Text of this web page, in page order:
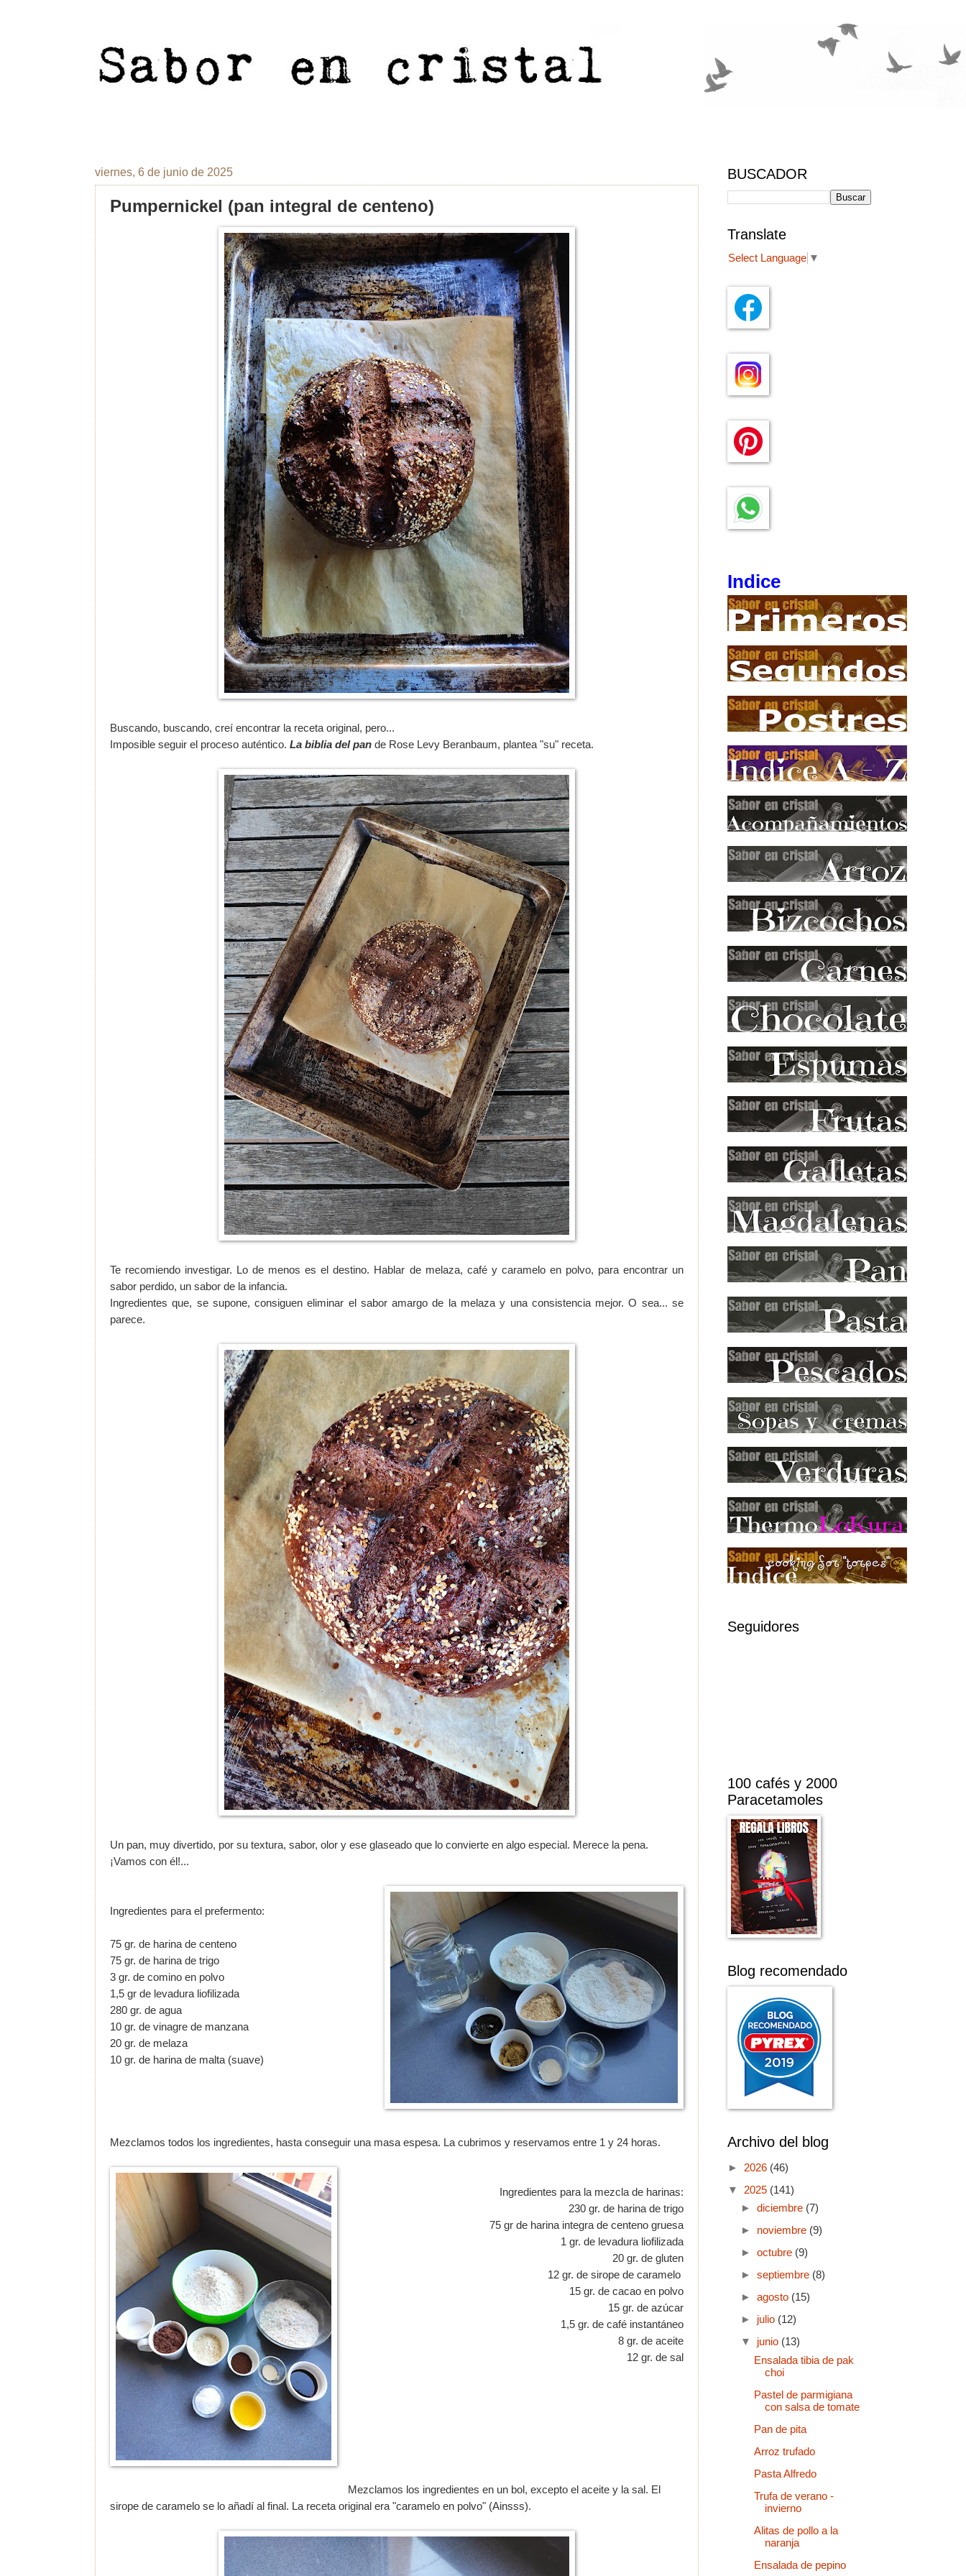
viernes, 6 de junio de 2025
Pumpernickel (pan integral de centeno)
Buscando, buscando, creí encontrar la receta original, pero...
Imposible seguir el proceso auténtico. La biblia del pan de Rose Levy Beranbaum, plantea "su" receta.
Te recomiendo investigar. Lo de menos es el destino. Hablar de melaza, café y caramelo en polvo, para encontrar un
sabor perdido, un sabor de la infancia.
Ingredientes que, se supone, consiguen eliminar el sabor amargo de la melaza y una consistencia mejor.O sea... se
parece.
Un pan, muy divertido, por su textura, sabor, olor y ese glaseado que lo convierte en algo especial. Merece la pena.
¡Vamos con él!...
Ingredientes para el prefermento:
75 gr. de harina de centeno
75 gr. de harina de trigo
3 gr. de comino en polvo
1,5 gr de levadura liofilizada
280 gr. de agua
10 gr. de vinagre de manzana
20 gr. de melaza
10 gr. de harina de malta (suave)
Mezclamos todos los ingredientes, hasta conseguir una masa espesa. La cubrimos y reservamos entre 1 y 24 horas.
Ingredientes para la mezcla de harinas:
230 gr. de harina de trigo
75 gr de harina integra de centeno gruesa
1 gr. de levadura liofilizada
20 gr. de gluten
12 gr. de sirope de caramelo
15 gr. de cacao en polvo
15 gr. de azúcar
1,5 gr. de café instantáneo
8 gr. de aceite
12 gr. de sal
Mezclamos los ingredientes en un bol, excepto el aceite y la sal. El
sirope de caramelo se lo añadí al final. La receta original era "caramelo en polvo" (Ainsss).
BUSCADOR
Translate
Select Language ▼
Indice
Seguidores
100 cafés y 2000
Paracetamoles
Blog recomendado
Archivo del blog
► 2026 (46)
▼ 2025 (141)
► diciembre (7)
► noviembre (9)
► octubre (9)
► septiembre (8)
► agosto (15)
► julio (12)
▼ junio (13)
Ensalada tibia de pak
choi
Pastel de parmigiana
con salsa de tomate
Pan de pita
Arroz trufado
Pasta Alfredo
Trufa de verano -
invierno
Alitas de pollo a la
naranja
Ensalada de pepino